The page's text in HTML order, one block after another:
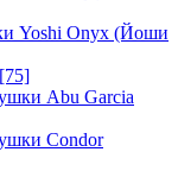
Yoshi Onyx (Йоши
[75]
Abu Garcia
Condor